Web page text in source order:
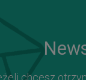
chcesz